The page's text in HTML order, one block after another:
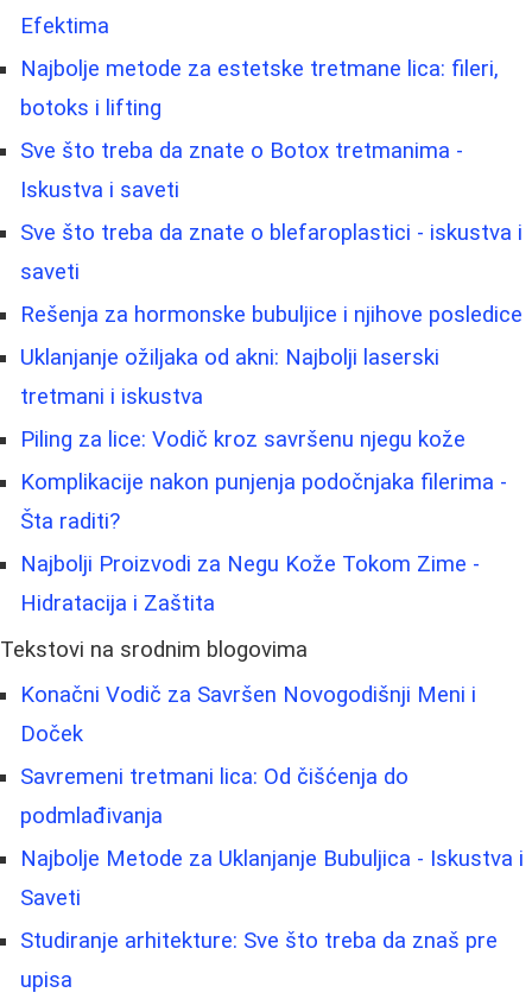
Efektima
Najbolje metode za estetske tretmane lica: fileri,
botoks i lifting
Sve što treba da znate o Botox tretmanima -
Iskustva i saveti
Sve što treba da znate o blefaroplastici - iskustva i
saveti
Rešenja za hormonske bubuljice i njihove posledice
Uklanjanje ožiljaka od akni: Najbolji laserski
tretmani i iskustva
Piling za lice: Vodič kroz savršenu njegu kože
Komplikacije nakon punjenja podočnjaka filerima -
Šta raditi?
Najbolji Proizvodi za Negu Kože Tokom Zime -
Hidratacija i Zaštita
Tekstovi na srodnim blogovima
Konačni Vodič za Savršen Novogodišnji Meni i
Doček
Savremeni tretmani lica: Od čišćenja do
podmlađivanja
Najbolje Metode za Uklanjanje Bubuljica - Iskustva i
Saveti
Studiranje arhitekture: Sve što treba da znaš pre
upisa